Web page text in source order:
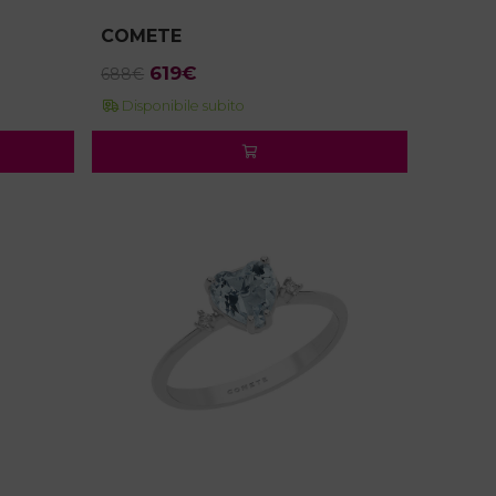
COMETE
688€ Il
prezzo
688€.
619€
prezzo
619€.
Disponibile subito